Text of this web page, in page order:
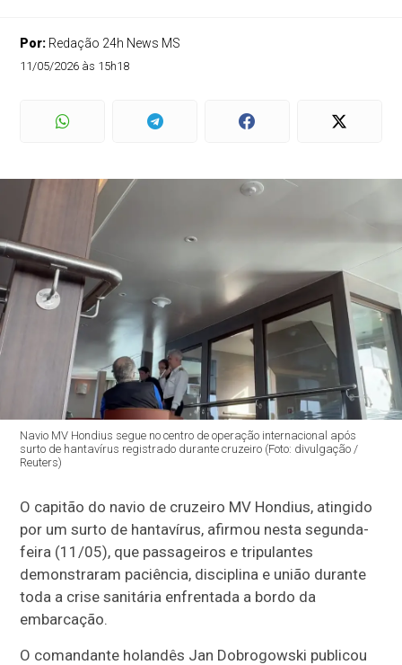
Por: Redação 24h News MS
11/05/2026 às 15h18
Navio MV Hondius segue no centro de operação internacional após
surto de hantavírus registrado durante cruzeiro (Foto: divulgação /
Reuters)
O capitão do navio de cruzeiro MV Hondius, atingido
por um surto de hantavírus, afirmou nesta segunda-
feira (11/05), que passageiros e tripulantes
demonstraram paciência, disciplina e união durante
toda a crise sanitária enfrentada a bordo da
embarcação.
O comandante holandês Jan Dobrogowski publicou